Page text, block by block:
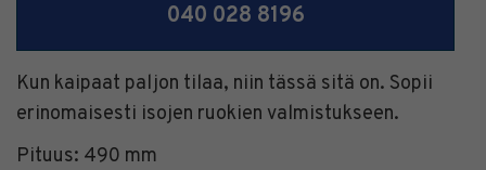
040 028 8196
Kun kaipaat paljon tilaa, niin tässä sitä on. Sopii
erinomaisesti isojen ruokien valmistukseen.
Pituus: 490 mm